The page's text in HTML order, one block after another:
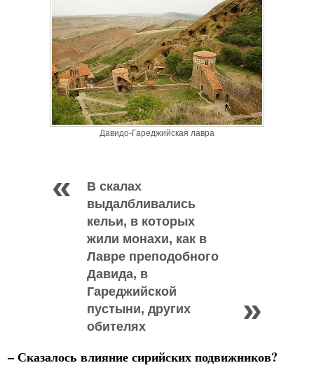
Давидо-Гареджийская лавра
В скалах
выдалбливались
кельи, в которых
жили монахи, как в
Лавре преподобного
Давида, в
Гареджийской
пустыни, других
обителях
– Сказалось влияние сирийских подвижников?